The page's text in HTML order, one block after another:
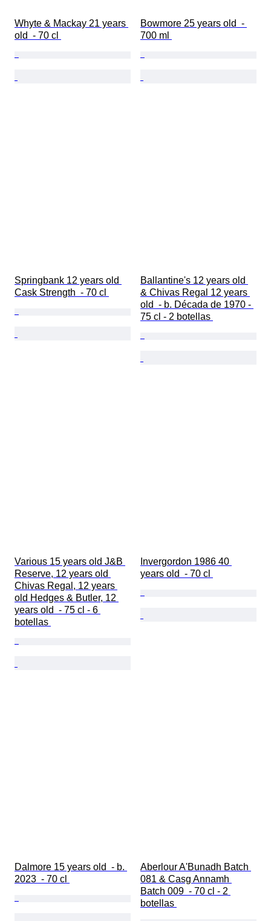
Whyte & Mackay 21 years
old  - 70 cl
Bowmore 25 years old  -
700 ml
Springbank 12 years old
Cask Strength  - 70 cl
Ballantine's 12 years old
& Chivas Regal 12 years
old  - b. Década de 1970 -
75 cl - 2 botellas
Various 15 years old J&B
Reserve, 12 years old
Chivas Regal, 12 years
old Hedges & Butler, 12
years old  - 75 cl - 6
botellas
Invergordon 1986 40
years old  - 70 cl
Dalmore 15 years old  - b.
2023  - 70 cl
Aberlour A'Bunadh Batch
081 & Casg Annamh
Batch 009  - 70 cl - 2
botellas